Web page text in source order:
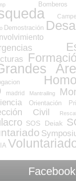
Bomberos
Demostración
madrid Mantrailing
Orientación
Civil
SOS Deiak
Facebook